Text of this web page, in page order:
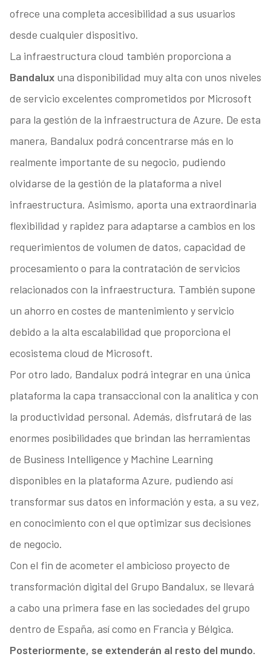
ofrece una completa accesibilidad a sus usuarios
desde cualquier dispositivo.
La infraestructura cloud también proporciona a
Bandalux una disponibilidad muy alta con unos niveles
de servicio excelentes comprometidos por Microsoft
para la gestión de la infraestructura de Azure. De esta
manera, Bandalux podrá concentrarse más en lo
realmente importante de su negocio, pudiendo
olvidarse de la gestión de la plataforma a nivel
infraestructura. Asimismo, aporta una extraordinaria
flexibilidad y rapidez para adaptarse a cambios en los
requerimientos de volumen de datos, capacidad de
procesamiento o para la contratación de servicios
relacionados con la infraestructura. También supone
un ahorro en costes de mantenimiento y servicio
debido a la alta escalabilidad que proporciona el
ecosistema cloud de Microsoft.
Por otro lado, Bandalux podrá integrar en una única
plataforma la capa transaccional con la analítica y con
la productividad personal. Además, disfrutará de las
enormes posibilidades que brindan las herramientas
de Business Intelligence y Machine Learning
disponibles en la plataforma Azure, pudiendo así
transformar sus datos en información y esta, a su vez,
en conocimiento con el que optimizar sus decisiones
de negocio.
Con el fin de acometer el ambicioso proyecto de
transformación digital del Grupo Bandalux, se llevará
a cabo una primera fase en las sociedades del grupo
dentro de España, así como en Francia y Bélgica.
Posteriormente, se extenderán al resto del mundo.